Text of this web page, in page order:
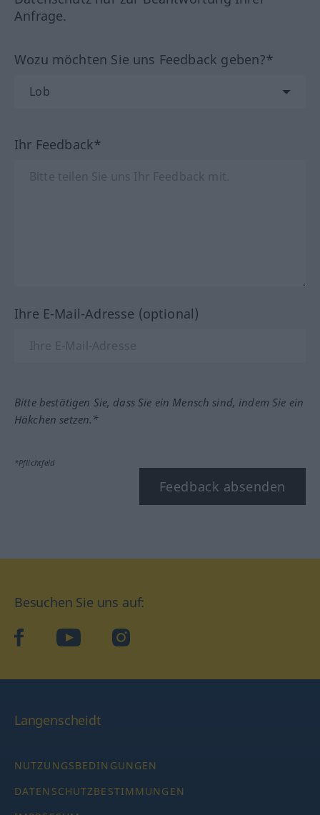
Anfrage.
Wozu möchten Sie uns Feedback geben?*
Ihr Feedback*
Ihre E-Mail-Adresse (optional)
Bitte bestätigen Sie, dass Sie ein Mensch sind, indem Sie ein
Häkchen setzen.*
*Pflichtfeld
Feedback absenden
Besuchen Sie uns auf:
facebookYouTube Instagram
Langenscheidt
NUTZUNGSBEDINGUNGEN
DATENSCHUTZBESTIMMUNGEN